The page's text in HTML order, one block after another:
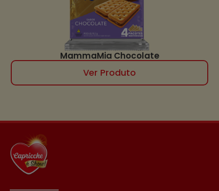
MammaMia Chocolate
Ver Produto